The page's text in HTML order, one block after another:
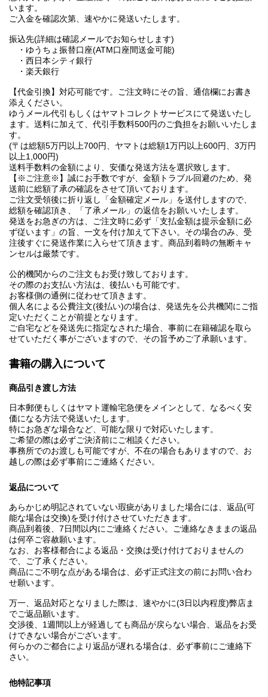
います。
ご入金を確認次第、速やかに発送いたします。
振込先(詳細は確認メールでお知らせします)
・ゆうちょ振替口座(ATM口座間送金可能)
・西日本シティ銀行
・楽天銀行
【代金引換】対応可能です。ご注文時にその旨、通信欄にお書き
添えください。
ゆうメール代引もしくはヤマトコレクトサービスにて発送いたし
ます。送料に加えて、代引手数料500円のご負担をお願いいたしま
す。
(〒は総額5万円以上700円、ヤマトは総額1万円以上600円、3万円
以上1,000円)
送料手数料の金額により、安価な発送方法を選択致します。
【※ご注意※】誠にお手数ですが、金額トラブル回避のため、発
送前に総額了承の確認をさせて頂いております。
ご注文受領後に折り返し「金額確定メール」を送付しますので、
総額を確認頂き、「了承メール」の返信をお願いいたします。
発送をお急ぎの方は、ご注文時に必ず「支払金額は提示金額に必
ず従います」の旨、一文を付け加えて下さい。その場合のみ、受
注後すぐに発送作業に入らせて頂きます。商品到着時の無断キャ
ンセルは厳禁です。
公的機関からのご注文もお受け致しております。
その際のお支払い方法は、後払いも可能です。
お客様側の通例に従わせて頂きます。
個人名による公費注文(後払い)の場合は、発送先を公共機関にご指
定いただくことが前提となります。
ご自宅などを発送先に指定なされた場合、事前に在籍確認を取ら
せていただく事がございますので、その旨予めご了承願います。
書籍の購入について
商品引き渡し方法
日本郵便もしくはヤマト運輸宅急便をメインとして、なるべく安
価になる方法で発送いたします。
特にお急ぎな場合など、可能な限りで対応いたします。
ご希望の際は必ずご決済前にご相談ください。
事務所でのお渡しも可能ですが、不在の場合もありますので、お
越しの際は必ず事前にご連絡ください。
返品について
あらかじめ明記されていない瑕疵がありました場合には、返品(可
能な場合は交換)を受け付けさせていただきます。
商品到着後、7日間以内にご連絡ください。ご連絡なきままの返品
は何卒ご容赦願います。
なお、お客様都合による返品・交換は受け付けておりませんの
で、ご了承ください。
商品にご不明な点がある場合は、必ず正式注文の前にお問い合わ
せ願います。
万一、返品対応となりました際は、速やかに(3日以内程度)弊店ま
でご返品願います。
交渉後、1週間以上が経過しても商品が戻らない場合、返品をお受
けできない場合がございます。
何らかのご都合により返品が遅れる場合は、必ず事前にご連絡下
さい。
他特記事項